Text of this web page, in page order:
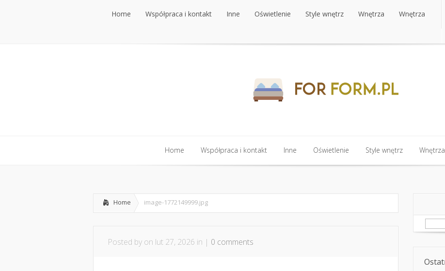
Home Współpraca i kontakt
Współpraca i kontakt
Inne
Inne
Oświetlenie
Oświetlenie
Style wnętrz
Style wnętrz
Wnętrza
Wnętrza
Wnętrza
Wnętrza
Home Współpraca i kontakt Inne Oświetlenie Style wnętrz Wnętrza
Home image-1772149999.jpg
Posted by on lut 27, 2026 in | 0 comments